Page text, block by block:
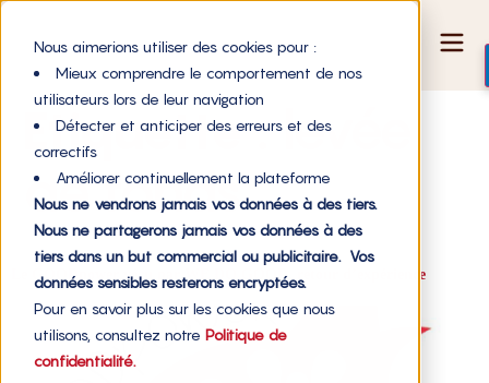
Nous aimerions utiliser des cookies pour :
Mieux comprendre le comportement de nos
utilisateurs lors de leur navigation
Détecter et anticiper des erreurs et des
correctifs
Améliorer continuellement la plateforme
Nous ne vendrons jamais vos données à des tiers.
Nous ne partagerons jamais vos données à des
tiers dans un but commercial ou publicitaire. Vos
données sensibles resterons encryptées.
Pour en savoir plus sur les cookies que nous
utilisons, consultez notre Politique de
confidentialité.
Étiquette :levée
de fonds
Le GOODpower vécu par WE DO GOOD, retour d’expérience